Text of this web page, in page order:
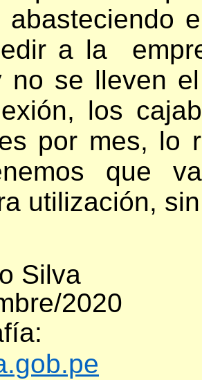
abasteciendo
a la
no se lleven
los
por mes, lo
que
utilización,
Silva
2020